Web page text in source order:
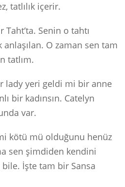
tatlılık içerir.
Senin o tahtı
anlaşılan. O zaman sen tam
tatlım.
lady yeri geldi mi bir anne
bir kadınsın. Catelyn
var.
kötü mü olduğunu henüz
sen şimdiden kendini
İşte tam bir Sansa